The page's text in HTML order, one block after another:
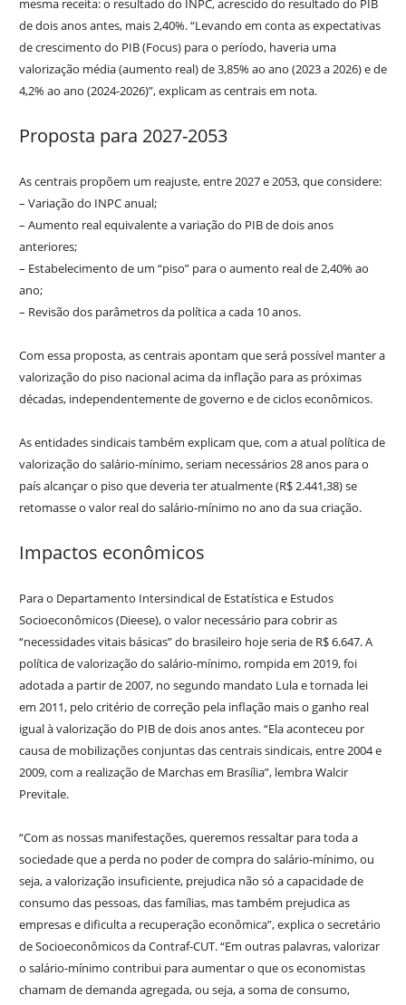
mesma receita: o resultado do INPC, acrescido do resultado do PIB
de dois anos antes, mais 2,40%. “Levando em conta as expectativas
de crescimento do PIB (Focus) para o período, haveria uma
valorização média (aumento real) de 3,85% ao ano (2023 a 2026) e de
4,2% ao ano (2024-2026)”, explicam as centrais em nota.
Proposta para 2027-2053
As centrais propõem um reajuste, entre 2027 e 2053, que considere:
– Variação do INPC anual;
– Aumento real equivalente a variação do PIB de dois anos
anteriores;
– Estabelecimento de um “piso” para o aumento real de 2,40% ao
ano;
– Revisão dos parâmetros da política a cada 10 anos.
Com essa proposta, as centrais apontam que será possível manter a
valorização do piso nacional acima da inflação para as próximas
décadas, independentemente de governo e de ciclos econômicos.
As entidades sindicais também explicam que, com a atual política de
valorização do salário-mínimo, seriam necessários 28 anos para o
país alcançar o piso que deveria ter atualmente (R$ 2.441,38) se
retomasse o valor real do salário-mínimo no ano da sua criação.
Impactos econômicos
Para o Departamento Intersindical de Estatística e Estudos
Socioeconômicos (Dieese), o valor necessário para cobrir as
“necessidades vitais básicas” do brasileiro hoje seria de R$ 6.647. A
política de valorização do salário-mínimo, rompida em 2019, foi
adotada a partir de 2007, no segundo mandato Lula e tornada lei
em 2011, pelo critério de correção pela inflação mais o ganho real
igual à valorização do PIB de dois anos antes. “Ela aconteceu por
causa de mobilizações conjuntas das centrais sindicais, entre 2004 e
2009, com a realização de Marchas em Brasília”, lembra Walcir
Previtale.
“Com as nossas manifestações, queremos ressaltar para toda a
sociedade que a perda no poder de compra do salário-mínimo, ou
seja, a valorização insuficiente, prejudica não só a capacidade de
consumo das pessoas, das famílias, mas também prejudica as
empresas e dificulta a recuperação econômica”, explica o secretário
de Socioeconômicos da Contraf-CUT. “Em outras palavras, valorizar
o salário-mínimo contribui para aumentar o que os economistas
chamam de demanda agregada, ou seja, a soma de consumo,